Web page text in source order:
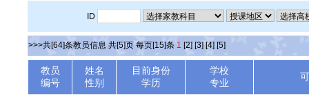
ID
>>>共[64]条教员信息 共[5]页 每页[15]条 1 [2] [3] [4] [5]
教员
编号
姓名
性别
目前身份
学历
学校
专业